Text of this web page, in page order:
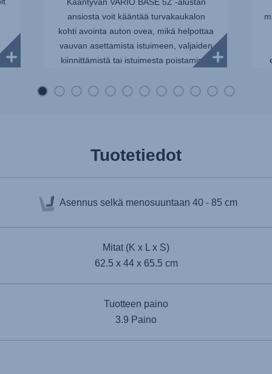
ansiosta voit kääntää turvakaukalon
kohti avointa auton ovea, mikä helpottaa
vauvan asettamista istuimeen, valjaiden
kiinnittämistä tai istuimesta poistamista.
Tuotetiedot
Asennus selkä menosuuntaan 40 - 85 cm
Mitat (K x L x S)
62.5 x 44 x 65.5 cm
Tuotteen paino
3.9 Paino